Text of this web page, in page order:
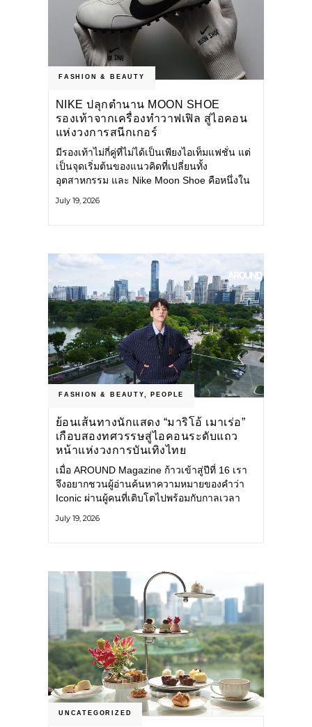
FASHION & BEAUTY
NIKE ปลุกตำนาน MOON SHOE
รองเท้าจากเครื่องทำวาฟเฟิล สู่ไอคอน
แห่งวงการสนีกเกอร์
มีรองเท้าไม่กี่คู่ที่ไม่ได้เป็นเพียงไอเท็มแฟชั่น แต่
เป็นจุดเริ่มต้นของแนวคิดที่เปลี่ยนทั้ง
อุตสาหกรรม และ Nike Moon Shoe คือหนึ่งใน
ศตวรรษก่อน กำลังกลับมาอีกครั้ง พร้อมพาเรื่อง
July 19, 2026
FASHION & BEAUTY, PEOPLE
ย้อนเส้นทางนักแสดง “มาริโอ้ เมาเร่อ”
เกือบสองทศวรรษสู่ไอคอนระดับแถว
หน้าแห่งวงการบันเทิงไทย
เมื่อ AROUND Magazine ก้าวเข้าสู่ปีที่ 16 เรา
จึงอยากชวนผู้อ่านค้นหาความหมายของคำว่า
Iconic ผ่านผู้คนที่เติบโตไปพร้อมกับกาลเวลา
คือ มาริโอ้ เมาเร่อ
July 19, 2026
UNCATEGORIZED